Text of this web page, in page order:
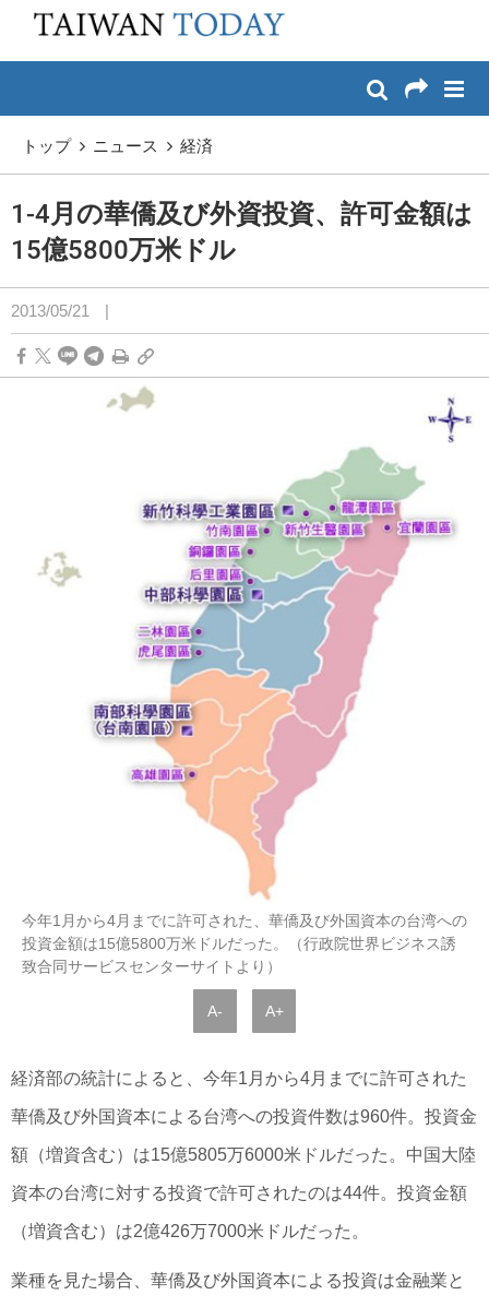
メイン コンテンツへスキップ
トップ ニュース 経済
1-4月の華僑及び外資投資、許可金額は
15億5800万米ドル
2013/05/21 |
今年1月から4月までに許可された、華僑及び外国資本の台湾への
投資金額は15億5800万米ドルだった。（行政院世界ビジネス誘
致合同サービスセンターサイトより）
A- A+
経済部の統計によると、今年1月から4月までに許可された
華僑及び外国資本による台湾への投資件数は960件。投資金
額（増資含む）は15億5805万6000米ドルだった。中国大陸
資本の台湾に対する投資で許可されたのは44件。投資金額
（増資含む）は2億426万7000米ドルだった。
業種を見た場合、華僑及び外国資本による投資は金融業と